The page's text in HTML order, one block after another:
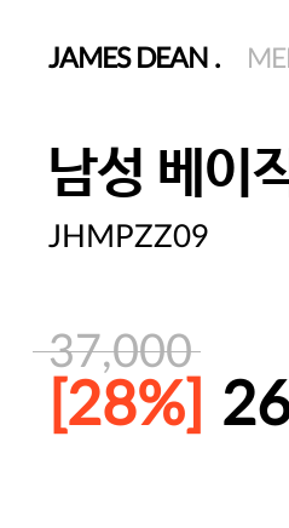
JAMES DEAN .
남성 베이
JHMPZZ09
37,000
[28%]